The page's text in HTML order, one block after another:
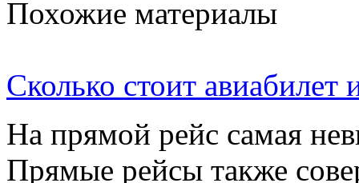
Похожие материалы
Сколько стоит авиабилет
На прямой рейс самая
Прямые рейсы также